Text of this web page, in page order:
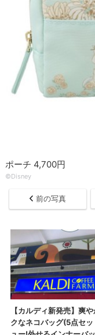
ポーチ 4,700円
©Disney
前の写真